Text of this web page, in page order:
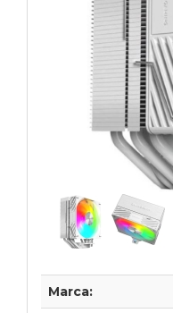
Marca: